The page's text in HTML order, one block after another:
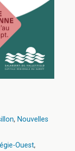
, Nouvelles
Ouest,